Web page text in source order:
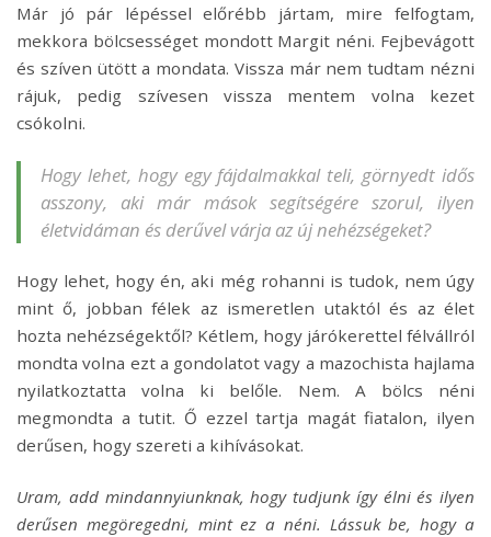
Már jó pár lépéssel előrébb jártam, mire felfogtam,
mekkora bölcsességet mondott Margit néni. Fejbevágott
és szíven ütött a mondata. Vissza már nem tudtam nézni
rájuk, pedig szívesen vissza mentem volna kezet
csókolni.
Hogy lehet, hogy egy fájdalmakkal teli, görnyedt idős
asszony, aki már mások segítségére szorul, ilyen
életvidáman és derűvel várja az új nehézségeket?
Hogy lehet, hogy én, aki még rohanni is tudok, nem úgy
mint ő, jobban félek az ismeretlen utaktól és az élet
hozta nehézségektől? Kétlem, hogy járókerettel félvállról
mondta volna ezt a gondolatot vagy a mazochista hajlama
nyilatkoztatta volna ki belőle. Nem. A bölcs néni
megmondta a tutit. Ő ezzel tartja magát fiatalon, ilyen
derűsen, hogy szereti a kihívásokat.
Uram, add mindannyiunknak, hogy tudjunk így élni és ilyen
derűsen megöregedni, mint ez a néni. Lássuk be, hogy a